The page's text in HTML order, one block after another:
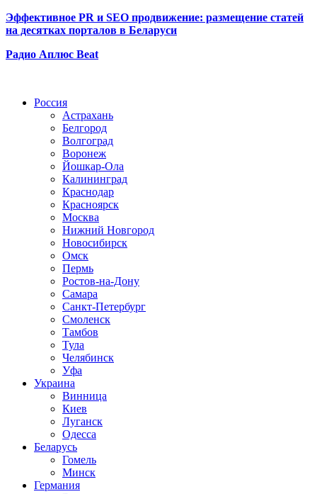
Эффективное PR и SEO продвижение: размещение статей
на десятках порталов в Беларуси
Радио Аплюс Beat
Россия
Астрахань
Белгород
Волгоград
Воронеж
Йошкар-Ола
Калининград
Краснодар
Красноярск
Москва
Нижний Новгород
Новосибирск
Омск
Пермь
Ростов-на-Дону
Самара
Санкт-Петербург
Смоленск
Тамбов
Тула
Челябинск
Уфа
Украина
Винница
Киев
Луганск
Одесса
Беларусь
Гомель
Минск
Германия